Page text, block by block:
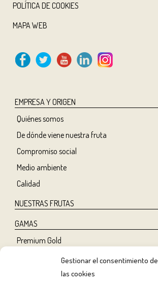
Gestionar el consentimiento de
las cookies
POLÍTICA DE COOKIES
MAPA WEB
EMPRESA Y ORIGEN
Quiénes somos
De dónde viene nuestra fruta
Compromiso social
Medio ambiente
Calidad
NUESTRAS FRUTAS
GAMAS
Premium Gold